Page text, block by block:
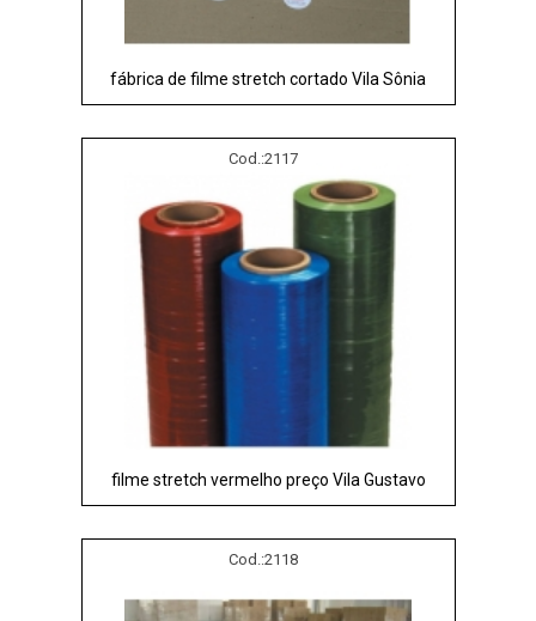
fábrica de filme stretch cortado Vila Sônia
Cod.:2117
filme stretch vermelho preço Vila Gustavo
Cod.:2118